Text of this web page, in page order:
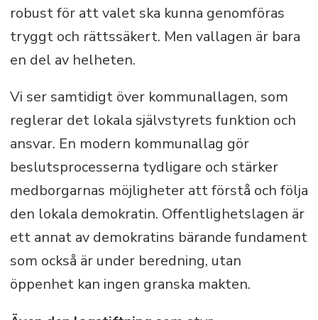
robust för att valet ska kunna genomföras
tryggt och rättssäkert. Men vallagen är bara
en del av helheten.
Vi ser samtidigt över kommunallagen, som
reglerar det lokala självstyrets funktion och
ansvar. En modern kommunallag gör
beslutsprocesserna tydligare och stärker
medborgarnas möjligheter att förstå och följa
den lokala demokratin. Offentlighetslagen är
ett annat av demokratins bärande fundament
som också är under beredning, utan
öppenhet kan ingen granska makten.